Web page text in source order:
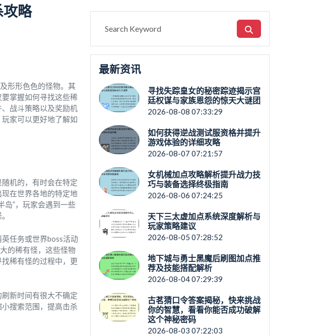
略
形形色色的怪物。其
掌握如何寻找这些稀
战斗策略以及奖励机
家可以更好地了解如
机的，有时会在特定
在世界各地的特定地
岛”，玩家会遇到一些
任务或世界boss活动
的稀有怪，这些怪物
稀有怪的过程中，更
新时间有很大不确定
搜索范围，提高击杀
最新资讯
寻找失踪皇女的秘密踪迹揭示宫
廷权谋与家族恩怨的惊天大谜团
2026-08-08 07:33:29
如何获得逆战测试服资格并提升
游戏体验的详细攻略
2026-08-07 07:21:57
女机械加点攻略解析提升战力技
巧与装备选择终极指南
2026-08-06 07:24:25
天下三太虚加点系统深度解析与
玩家策略建议
2026-08-05 07:28:52
地下城与勇士黑魔后刷图加点推
荐及技能搭配解析
2026-08-04 07:29:39
古茗猜口令答案揭秘，快来挑战
你的智慧，看看你能否成功破解
这个神秘密码
2026-08-03 07:22:03